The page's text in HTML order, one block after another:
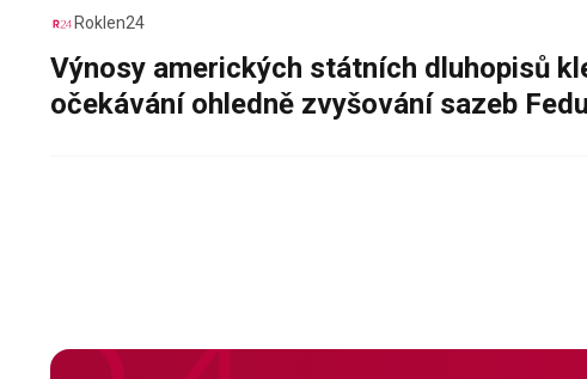
Roklen24
Výnosy amerických státních dluhopisů
očekávání ohledně zvyšování sazeb